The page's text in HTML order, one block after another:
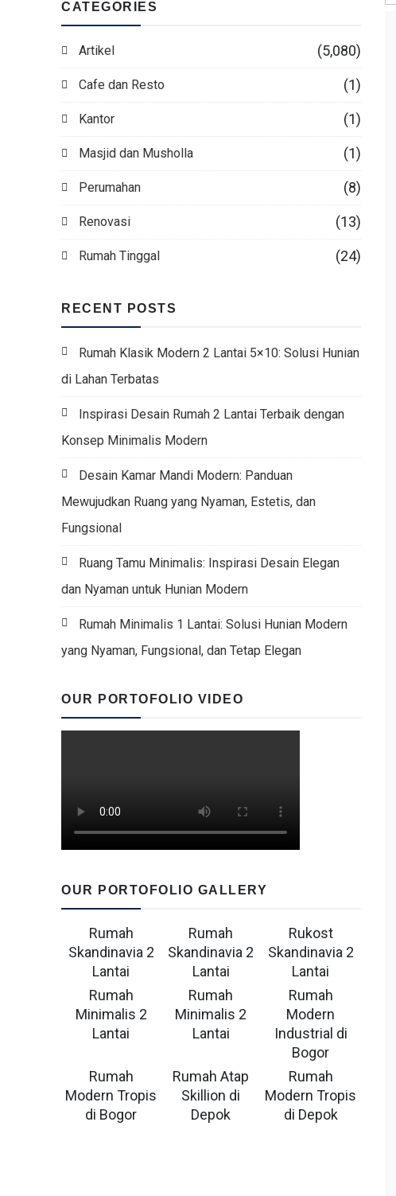
CATEGORIES
Artikel (5,080)
Cafe dan Resto (1)
Kantor (1)
Masjid dan Musholla (1)
Perumahan (8)
Renovasi (13)
Rumah Tinggal (24)
RECENT POSTS
Rumah Klasik Modern 2 Lantai 5×10: Solusi Hunian
di Lahan Terbatas
Inspirasi Desain Rumah 2 Lantai Terbaik dengan
Konsep Minimalis Modern
Desain Kamar Mandi Modern: Panduan
Mewujudkan Ruang yang Nyaman, Estetis, dan
Fungsional
Ruang Tamu Minimalis: Inspirasi Desain Elegan
dan Nyaman untuk Hunian Modern
Rumah Minimalis 1 Lantai: Solusi Hunian Modern
yang Nyaman, Fungsional, dan Tetap Elegan
OUR PORTOFOLIO VIDEO
OUR PORTOFOLIO GALLERY
Rumah
Skandinavia 2
Lantai
Rumah
Skandinavia 2
Lantai
Rukost
Skandinavia 2
Lantai
Rumah
Minimalis 2
Lantai
Rumah
Minimalis 2
Lantai
Rumah
Modern
Industrial di
Bogor
Rumah
Modern Tropis
di Bogor
Rumah Atap
Skillion di
Depok
Rumah
Modern Tropis
di Depok